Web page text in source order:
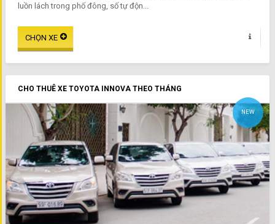
luồn lách trong phố đông, số tự độn...
CHO THUÊ XE TOYOTA INNOVA THEO THÁNG
NEW